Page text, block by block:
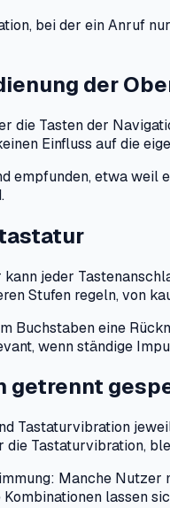
bei der ein Anruf
der
die Tasten der
Einfluss auf die
empfunden, etwa
jeder
Stufen regeln, von
Buchstaben eine
wenn ständige
getrennt
Tastaturvibration
Tastaturvibration,
Manche
lassen